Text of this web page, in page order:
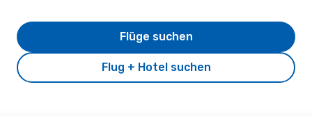
Flug + Hotel suchen
Flüge suchen